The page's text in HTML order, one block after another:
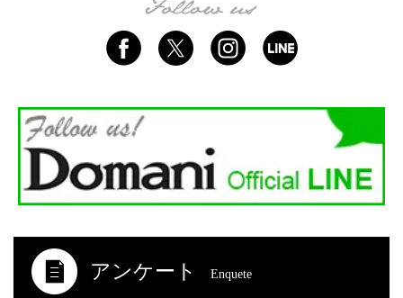
アンケート Enquete